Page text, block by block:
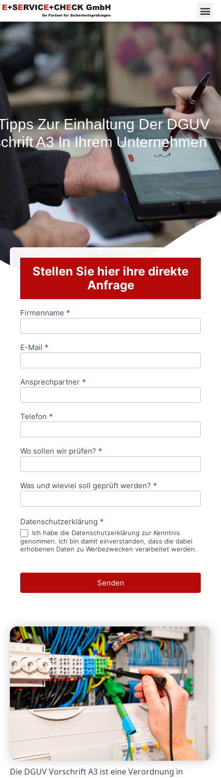
Zur Einhaltung Der DGUV
A3 In Ihrem Unternehmen
Stellen Sie hier ihre direkte
Anfrage
Anfrageformular
Firmenname *
E-Mail *
Ansprechpartner *
Telefon *
Wo sollen wir prüfen? *
Was und wieviel soll geprüft werden? *
Datenschutzerklärung *
Ich habe die Datenschutzerklärung zur Kenntnis
genommen. Ich bin damit einverstanden, dass die dabei
erhobenen Daten zu Werbezwecken verarbeitet werden.
Senden
Die DGUV Vorschrift A3 ist eine Verordnung in